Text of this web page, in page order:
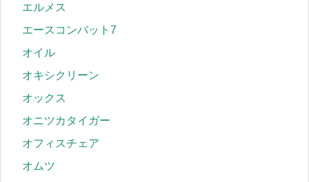
エルメス
エースコンバット7
オイル
オキシクリーン
オックス
オニツカタイガー
オフィスチェア
オムツ